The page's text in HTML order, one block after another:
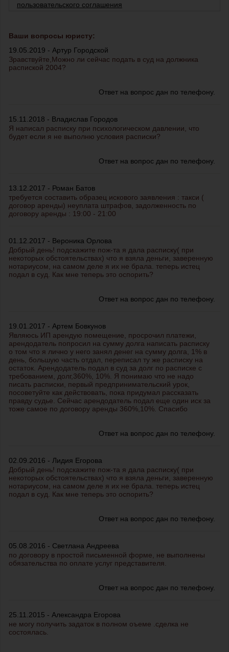
пользовательского соглашения
Ваши вопросы юристу:
19.05.2019 - Артур Городской
Зравствуйте,Можно ли сейчас подать в суд на должника
распиской 2004?
Ответ на вопрос дан по телефону.
15.11.2018 - Владислав Городов
Я написал расписку при психологическом давлении, что
будет если я не выполню условия расписки?
Ответ на вопрос дан по телефону.
13.12.2017 - Роман Батов
требуется составить образец искового заявления : такси (
договор аренды) неуплата штрафов, задолженность по
договору аренды : 19:00 - 21:00
01.12.2017 - Вероника Орлова
Добрый день! подскажите пож-та я дала расписку( при
некоторых обстоятельствах) что я взяла деньги, заверенную
нотариусом, на самом деле я их не брала. теперь истец
подал в суд. Как мне теперь это оспорить?
Ответ на вопрос дан по телефону.
19.01.2017 - Артем Бовкунов
Являюсь ИП арендую помещение, просрочил платежи,
арендодатель попросил на сумму долга написать расписку
о том что я лично у него занял денег на сумму долга, 1% в
день, большую часть отдал, переписал ту же расписку на
остаток. Арендодатель подал в суд за долг по расписке с
требованием, долг,360%, 10%. Я понимаю что не надо
писать расписки, первый предпринимательский урок,
посоветуйте как действовать, пока придумал рассказать
правду судье. Сейчас арендодатель подал еще один иск за
тоже самое по договору аренды 360%,10%. Спасибо
Ответ на вопрос дан по телефону.
02.09.2016 - Лидия Егорова
Добрый день! подскажите пож-та я дала расписку( при
некоторых обстоятельствах) что я взяла деньги, заверенную
нотариусом, на самом деле я их не брала. теперь истец
подал в суд. Как мне теперь это оспорить?
Ответ на вопрос дан по телефону.
05.08.2016 - Светлана Андреева
по договору в простой письменной форме, не выполнены
обязательства по оплате услуг представителя.
Ответ на вопрос дан по телефону.
25.11.2015 - Александра Егорова
не могу получить задаток в полном оъеме .сделка не
состоялась.